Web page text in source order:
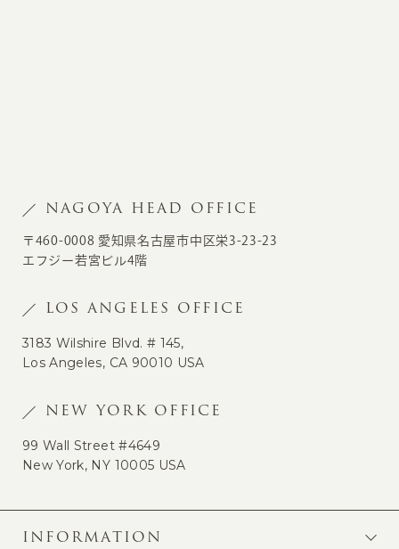
NAGOYA HEAD OFFICE
〒460-0008 愛知県名古屋市中区栄3-23-23
エフジー若宮ビル4階
LOS ANGELES OFFICE
3183 Wilshire Blvd. # 145,
Los Angeles, CA 90010 USA
NEW YORK OFFICE
99 Wall Street #4649
New York, NY 10005 USA
INFORMATION